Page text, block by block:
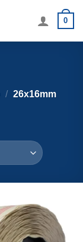
0
/ 26x16mm